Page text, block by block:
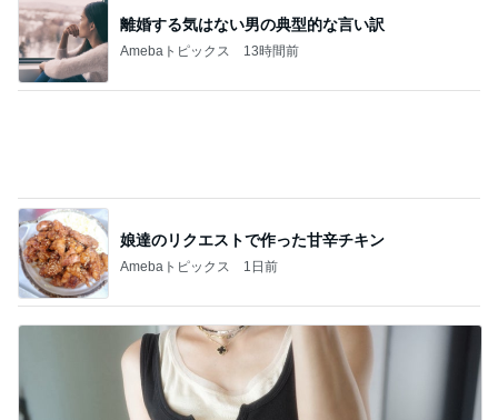
離婚する気はない男の典型的な言い訳
Amebaトピックス 13時間前
娘達のリクエストで作った甘辛チキン
Amebaトピックス 1日前